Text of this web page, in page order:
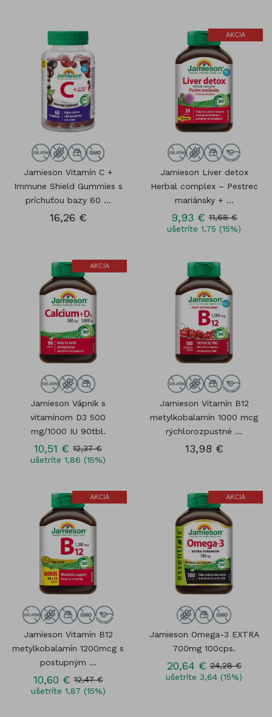
Jamieson Vitamín C +
Immune Shield Gummies s
príchuťou bazy 60 ...
16,26 €
AKCIA
Jamieson Liver detox
Herbal complex – Pestrec
mariánsky + ...
9,93 € 11,68 €
ušetríte 1,75 (15%)
AKCIA
Jamieson Vápnik s
vitamínom D3 500
mg/1000 IU 90tbl.
10,51 € 12,37 €
ušetríte 1,86 (15%)
Jamieson Vitamín B12
metylkobalamín 1000 mcg
rýchlorozpustné ...
13,98 €
AKCIA
Jamieson Vitamín B12
metylkobalamín 1200mcg s
postupným ...
10,60 € 12,47 €
ušetríte 1,87 (15%)
AKCIA
Jamieson Omega-3 EXTRA
700mg 100cps.
20,64 € 24,28 €
ušetríte 3,64 (15%)